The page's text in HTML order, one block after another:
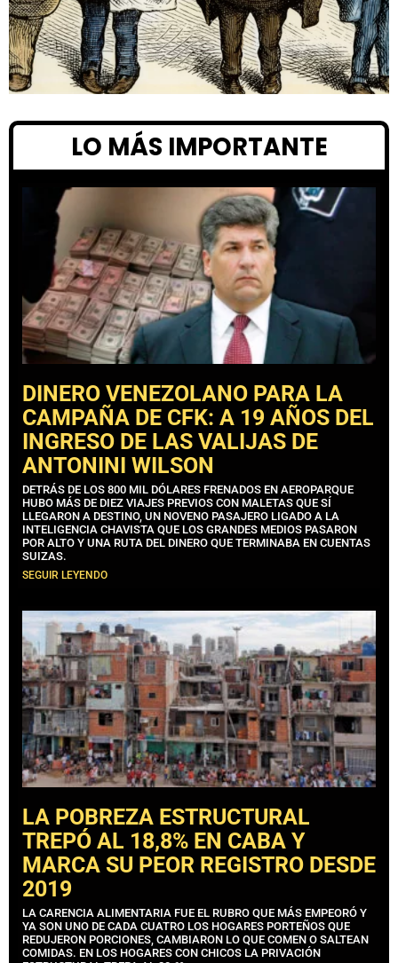
LO MÁS IMPORTANTE
DINERO VENEZOLANO PARA LA
CAMPAÑA DE CFK: A 19 AÑOS DEL
INGRESO DE LAS VALIJAS DE
ANTONINI WILSON
DETRÁS DE LOS 800 MIL DÓLARES FRENADOS EN AEROPARQUE
HUBO MÁS DE DIEZ VIAJES PREVIOS CON MALETAS QUE SÍ
LLEGARON A DESTINO, UN NOVENO PASAJERO LIGADO A LA
INTELIGENCIA CHAVISTA QUE LOS GRANDES MEDIOS PASARON
POR ALTO Y UNA RUTA DEL DINERO QUE TERMINABA EN CUENTAS
SUIZAS.
SEGUIR LEYENDO
LA POBREZA ESTRUCTURAL
TREPÓ AL 18,8% EN CABA Y
MARCA SU PEOR REGISTRO DESDE
2019
LA CARENCIA ALIMENTARIA FUE EL RUBRO QUE MÁS EMPEORÓ Y
YA SON UNO DE CADA CUATRO LOS HOGARES PORTEÑOS QUE
REDUJERON PORCIONES, CAMBIARON LO QUE COMEN O SALTEAN
COMIDAS. EN LOS HOGARES CON CHICOS LA PRIVACIÓN